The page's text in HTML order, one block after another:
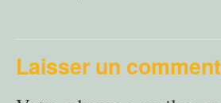
Laisser un